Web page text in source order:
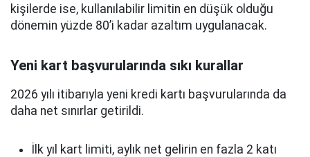
kişilerde ise, kullanılabilir limitin en düşük olduğu
dönemin yüzde 80’i kadar azaltım uygulanacak.
Yeni kart başvurularında sıkı kurallar
2026 yılı itibarıyla yeni kredi kartı başvurularında da
daha net sınırlar getirildi.
İlk yıl kart limiti, aylık net gelirin en fazla 2 katı